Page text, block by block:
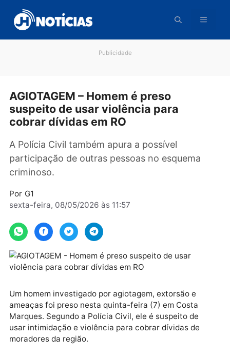
para
conteúdo
AGIOTAGEM – Homem é preso
suspeito de usar violência para
A Polícia Civil também apura a possível
participação de outras pessoas no esquema
criminoso.
sexta-feira, 08/05/2026 às 11:57
Um homem investigado por agiotagem, extorsão e
ameaças foi preso nesta quinta-feira (7) em Costa